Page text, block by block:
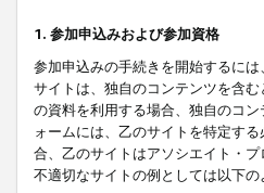
1. 参加申込みおよび参加資格
参加申込みの手続きを開始するに
サイトは、独自のコンテンツを含
の資料を利用する場合、独自のコ
ォームには、乙のサイトを特定す
合、乙のサイトはアソシエイト・
不適切なサイトの例としては以下の